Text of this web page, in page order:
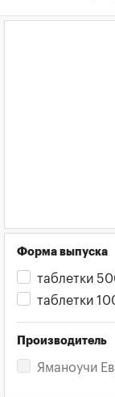
Форма выпуска
таблетки
таблетки
Производитель
Яманоучи